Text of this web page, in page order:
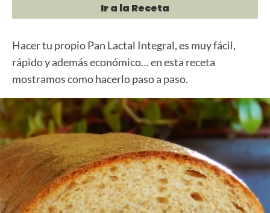
Ir a la Receta
Hacer tu propio Pan Lactal Integral, es muy fácil,
rápido y además económico… en esta receta
mostramos como hacerlo paso a paso.